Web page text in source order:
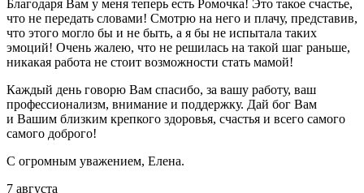
Благодаря Вам у меня теперь есть Ромочка! Это такое счастье,
что не передать словами! Смотрю на него и плачу, представив,
что этого могло бы и не быть, а я бы не испытала таких
эмоций! Очень жалею, что не решилась на такой шаг раньше,
никакая работа не стоит возможности стать мамой!
Каждый день говорю Вам спасибо, за вашу работу, ваш
профессионализм, внимание и поддержку. Дай бог Вам
и Вашим близким крепкого здоровья, счастья и всего самого
самого доброго!
С огромным уважением, Елена.
7 августа